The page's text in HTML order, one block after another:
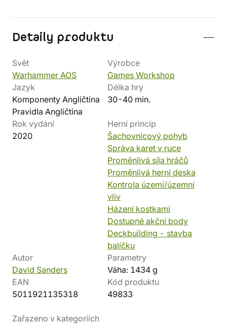
Detaily produktu
Svět
Warhammer AOS
Výrobce
Games Workshop
Jazyk
Komponenty Angličtina
Pravidla Angličtina
Délka hry
30-40 min.
Rok vydání
2020
Herní princip
Šachovnicový pohyb
Správa karet v ruce
Proměnlivá síla hráčů
Proměnlivá herní deska
Kontrola území/územní
vliv
Házení kostkami
Dostupné akční body
Deckbuilding - stavba
balíčku
Autor
David Sanders
Parametry
Váha: 1434 g
EAN
5011921135318
Kód produktu
49833
Zařazeno v kategoriích